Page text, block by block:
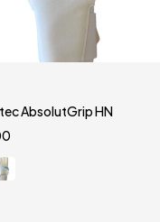
AbsolutGrip HN